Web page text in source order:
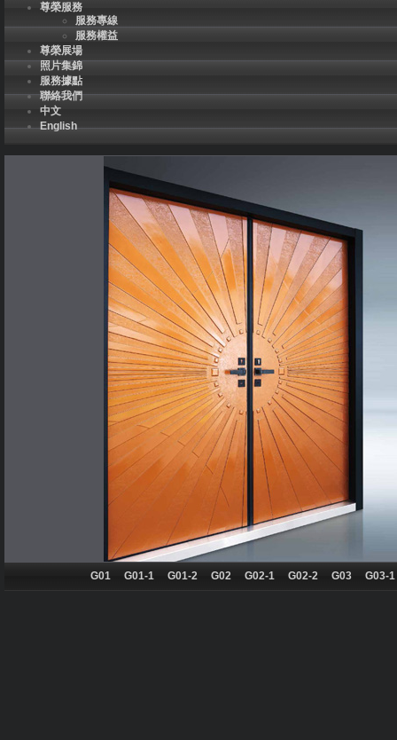
尊榮服務
服務專線
服務權益
尊榮展場
照片集錦
服務據點
聯絡我們
中文
English
G01 G01-1 G01-2 G02 G02-1 G02-2 G03 G03-1